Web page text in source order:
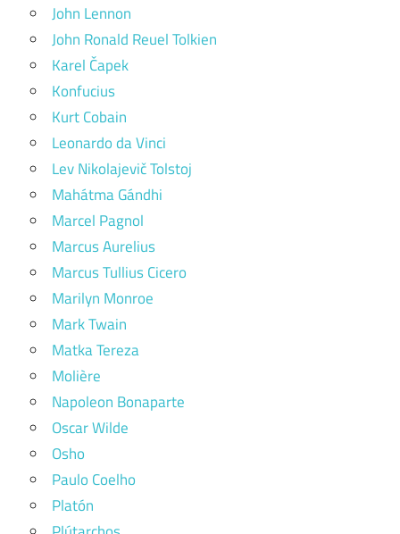
John Lennon
John Ronald Reuel Tolkien
Karel Čapek
Konfucius
Kurt Cobain
Leonardo da Vinci
Lev Nikolajevič Tolstoj
Mahátma Gándhi
Marcel Pagnol
Marcus Aurelius
Marcus Tullius Cicero
Marilyn Monroe
Mark Twain
Matka Tereza
Molière
Napoleon Bonaparte
Oscar Wilde
Osho
Paulo Coelho
Platón